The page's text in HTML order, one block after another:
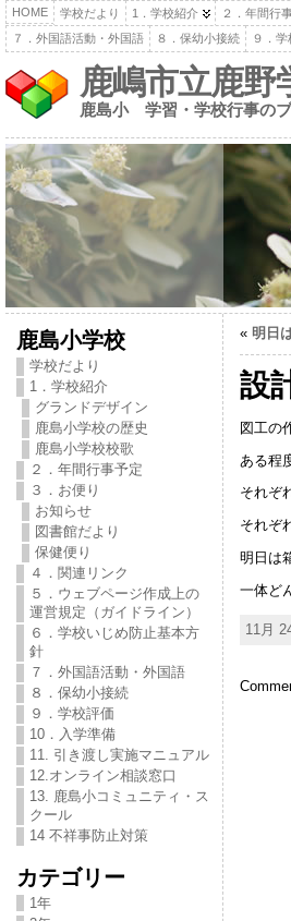
HOME 学校だより 1．学校紹介 ２．年間行
７．外国語活動・外国語
８．保幼小接続 ９．学
鹿嶋市立鹿野
鹿島小 学習・学校行事の
鹿島小学校
学校だより
1．学校紹介
グランドデザイン
鹿島小学校の歴史
鹿島小学校校歌
２．年間行事予定
３．お便り
お知らせ
図書館だより
保健便り
４．関連リンク
５．ウェブページ作成上の
運営規定（ガイドライン）
６．学校いじめ防止基本方
針
７．外国語活動・外国語
８．保幼小接続
９．学校評価
10．入学準備
11. 引き渡し実施マニュアル
12.オンライン相談窓口
13. 鹿島小コミュニティ・ス
クール
14 不祥事防止対策
カテゴリー
1年
« 明日
設
図工の
ある程
それぞ
それぞ
明日は
一体ど
11月